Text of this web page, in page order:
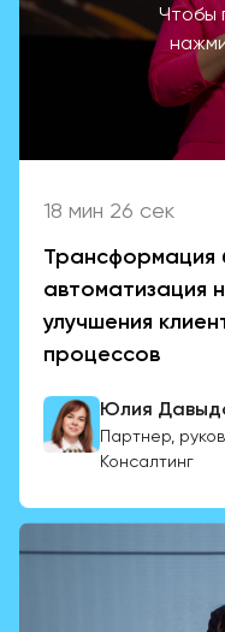
Чтобы
18 мин 26 сек
Трансформация
автоматизация
улучшения
процессов
Юлия
Партнер,
Консалтинг